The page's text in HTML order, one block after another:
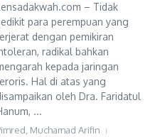
– Tidak
para perempuan yang
dengan pemikiran
radikal bahkan
kepada jaringan
Hal di atas yang
oleh Dra. Faridatul
...
Muchamad Arifin